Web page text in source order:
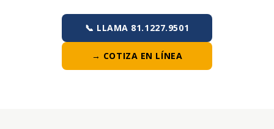
📞 LLAMA 81.1227.9501
→ COTIZA EN LÍNEA